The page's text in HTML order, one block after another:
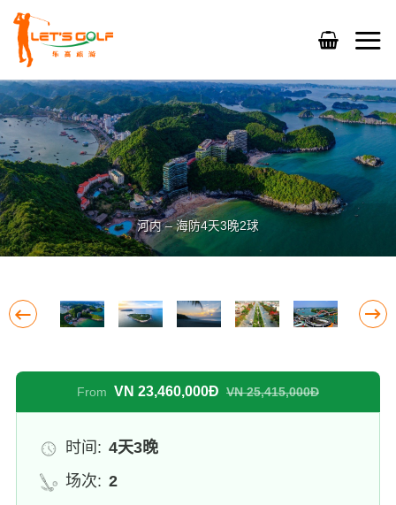
content
河内 – 海防4天3晚2球
From VN 23,460,000Đ VN 25,415,000Đ
时间: 4天3晚
场次: 2